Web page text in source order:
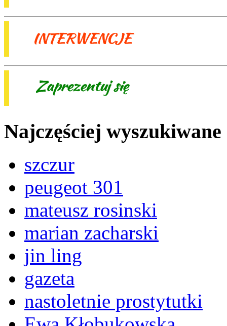
Najczęściej wyszukiwane
szczur
peugeot 301
mateusz rosinski
marian zacharski
jin ling
gazeta
nastoletnie prostytutki